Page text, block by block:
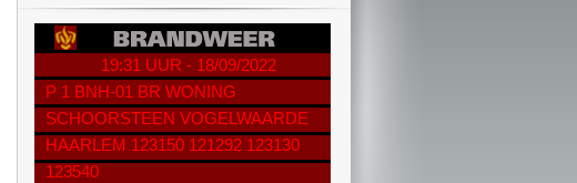
19:31 UUR - 18/09/2022
P 1 BNH-01 BR WONING
SCHOORSTEEN VOGELWAARDE
HAARLEM 123150 121292 123130
123540